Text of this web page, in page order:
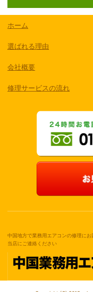
ホーム
選ばれる理由
会社概要
修理サービスの流れ
中国地方で業務用エアコンの修理にお
当店にご連絡ください